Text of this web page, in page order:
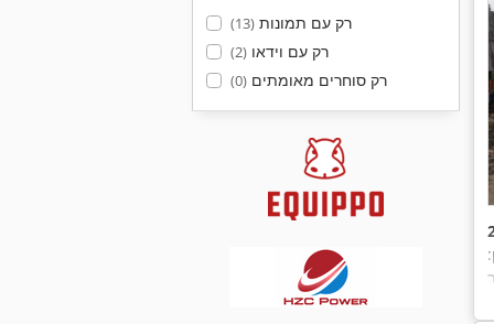
רק עם תמונות(13)
רק עם וידאו(2)
רק סוחרים מאומתים(0)